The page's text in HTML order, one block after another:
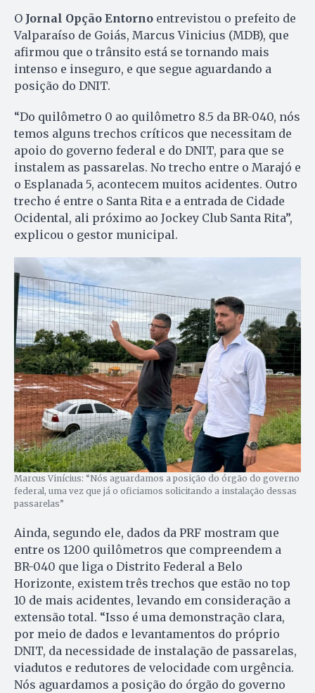
O Jornal Opção Entorno entrevistou o prefeito de
Valparaíso de Goiás, Marcus Vinicius (MDB), que
afirmou que o trânsito está se tornando mais
intenso e inseguro, e que segue aguardando a
posição do DNIT.
“Do quilômetro 0 ao quilômetro 8.5 da BR-040, nós
temos alguns trechos críticos que necessitam de
apoio do governo federal e do DNIT, para que se
instalem as passarelas. No trecho entre o Marajó e
o Esplanada 5, acontecem muitos acidentes. Outro
trecho é entre o Santa Rita e a entrada de Cidade
Ocidental, ali próximo ao Jockey Club Santa Rita”,
explicou o gestor municipal.
Marcus Vinícius: “Nós aguardamos a posição do órgão do governo
federal, uma vez que já o oficiamos solicitando a instalação dessas
passarelas”
Ainda, segundo ele, dados da PRF mostram que
entre os 1200 quilômetros que compreendem a
BR-040 que liga o Distrito Federal a Belo
Horizonte, existem três trechos que estão no top
10 de mais acidentes, levando em consideração a
extensão total. “Isso é uma demonstração clara,
por meio de dados e levantamentos do próprio
DNIT, da necessidade de instalação de passarelas,
viadutos e redutores de velocidade com urgência.
Nós aguardamos a posição do órgão do governo